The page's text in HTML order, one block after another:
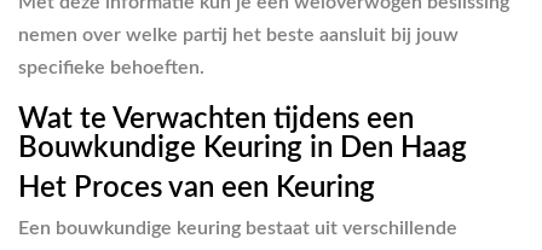
nemen over welke partij het beste aansluit bij jouw
specifieke behoeften.
Wat te Verwachten tijdens een
Bouwkundige Keuring in Den Haag
Het Proces van een Keuring
Een bouwkundige keuring bestaat uit verschillende